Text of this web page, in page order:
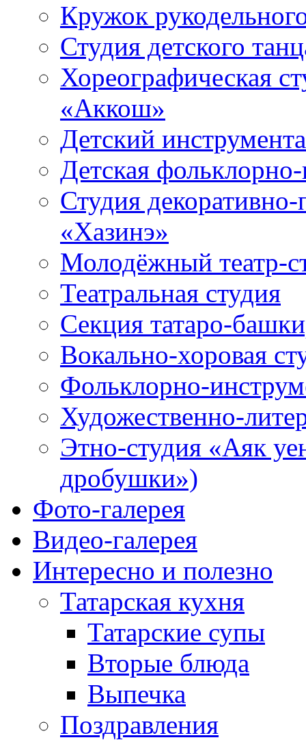
Кружок
Студия детского
Хореографическая
«Аккош»
Детский
Детская
Студия декоративно-
«Хазинэ»
Молодёжный театр-
Театральная студия
Секция татаро-
Вокально-хоровая
Фольклорно-
Художественно-
Этно-студия «Аяк
дробушки»)
Фото-галерея
Видео-галерея
Интересно и полезно
Татарская кухня
Татарские супы
Вторые блюда
Выпечка
Поздравления